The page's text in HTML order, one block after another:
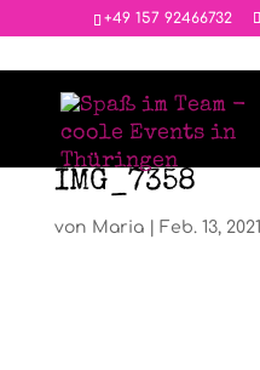
‭+49 157 92466732
IMG_7358
von Maria| Feb. 13, 2021